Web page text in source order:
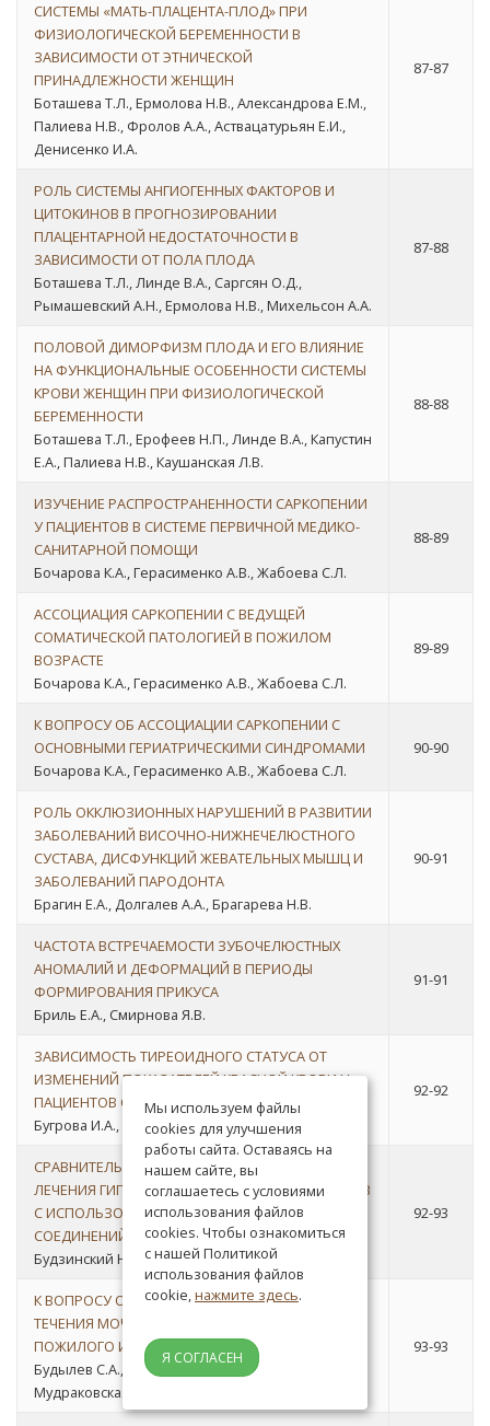
СИСТЕМЫ «МАТЬ-ПЛАЦЕНТА-ПЛОД» ПРИ
ФИЗИОЛОГИЧЕСКОЙ БЕРЕМЕННОСТИ В
ЗАВИСИМОСТИ ОТ ЭТНИЧЕСКОЙ
ПРИНАДЛЕЖНОСТИ ЖЕНЩИН
Боташева Т.Л., Ермолова Н.В., Александрова Е.М.,
Палиева Н.В., Фролов А.А., Аствацатурьян Е.И.,
Денисенко И.А.
87-87
РОЛЬ СИСТЕМЫ АНГИОГЕННЫХ ФАКТОРОВ И
ЦИТОКИНОВ В ПРОГНОЗИРОВАНИИ
ПЛАЦЕНТАРНОЙ НЕДОСТАТОЧНОСТИ В
ЗАВИСИМОСТИ ОТ ПОЛА ПЛОДА
Боташева Т.Л., Линде В.А., Саргсян О.Д.,
Рымашевский А.Н., Ермолова Н.В., Михельсон А.А.
87-88
ПОЛОВОЙ ДИМОРФИЗМ ПЛОДА И ЕГО ВЛИЯНИЕ
НА ФУНКЦИОНАЛЬНЫЕ ОСОБЕННОСТИ СИСТЕМЫ
КРОВИ ЖЕНЩИН ПРИ ФИЗИОЛОГИЧЕСКОЙ
БЕРЕМЕННОСТИ
Боташева Т.Л., Ерофеев Н.П., Линде В.А., Капустин
Е.А., Палиева Н.В., Каушанская Л.В.
88-88
ИЗУЧЕНИЕ РАСПРОСТРАНЕННОСТИ САРКОПЕНИИ
У ПАЦИЕНТОВ В СИСТЕМЕ ПЕРВИЧНОЙ МЕДИКО-
САНИТАРНОЙ ПОМОЩИ
Бочарова К.А., Герасименко А.В., Жабоева С.Л.
88-89
АССОЦИАЦИЯ САРКОПЕНИИ С ВЕДУЩЕЙ
СОМАТИЧЕСКОЙ ПАТОЛОГИЕЙ В ПОЖИЛОМ
ВОЗРАСТЕ
Бочарова К.А., Герасименко А.В., Жабоева С.Л.
89-89
К ВОПРОСУ ОБ АССОЦИАЦИИ САРКОПЕНИИ С
ОСНОВНЫМИ ГЕРИАТРИЧЕСКИМИ СИНДРОМАМИ
Бочарова К.А., Герасименко А.В., Жабоева С.Л.
90-90
РОЛЬ ОККЛЮЗИОННЫХ НАРУШЕНИЙ В РАЗВИТИИ
ЗАБОЛЕВАНИЙ ВИСОЧНО-НИЖНЕЧЕЛЮСТНОГО
СУСТАВА, ДИСФУНКЦИЙ ЖЕВАТЕЛЬНЫХ МЫШЦ И
ЗАБОЛЕВАНИЙ ПАРОДОНТА
Брагин Е.А., Долгалев А.А., Брагарева Н.В.
90-91
ЧАСТОТА ВСТРЕЧАЕМОСТИ ЗУБОЧЕЛЮСТНЫХ
АНОМАЛИЙ И ДЕФОРМАЦИЙ В ПЕРИОДЫ
ФОРМИРОВАНИЯ ПРИКУСА
Бриль Е.А., Смирнова Я.В.
91-91
ЗАВИСИМОСТЬ ТИРЕОИДНОГО СТАТУСА ОТ
ИЗМЕНЕНИЙ ПОКАЗАТЕЛЕЙ КРАСНОЙ КРОВИ У
ПАЦИЕНТОВ С ИБС
Бугрова И.А., Шварц Ю.Г.
92-92
СРАВНИТЕЛЬНЫЙ АНАЛИЗ ЭФФЕКТИВНОСТИ
ЛЕЧЕНИЯ ГИПЕРЕСТЕЗИИ ТВЕРДЫХ ТКАНЕЙ ЗУБОВ
С ИСПОЛЬЗОВАНИЕМ ПРЕПАРАТОВ НА ОСНОВЕ
СОЕДИНЕНИЙ ФТОРА И ГЛУТАРАЛЬДЕГИДА
Будзинский Н.Э., Сирак А.Г., Арутюнов А.В.
92-93
К ВОПРОСУ О КЛИНИЧЕСКИХ ОСОБЕННОСТЯХ
ТЕЧЕНИЯ МОЧЕКАМЕННОЙ БОЛЕЗНИ У БОЛЬНЫХ
ПОЖИЛОГО И СТАРЧЕСКОГО ВОЗРАСТА
Будылев С.А., Селиванов А.Н., Горелик С.Г.,
Мудраковская Э.В.
93-93
Мы используем файлы
cookies для улучшения
работы сайта. Оставаясь на
нашем сайте, вы
соглашаетесь с условиями
использования файлов
cookies. Чтобы ознакомиться
с нашей Политикой
использования файлов
cookie,нажмите здесь.
Я СОГЛАСЕН